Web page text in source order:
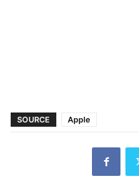
SOURCE Apple